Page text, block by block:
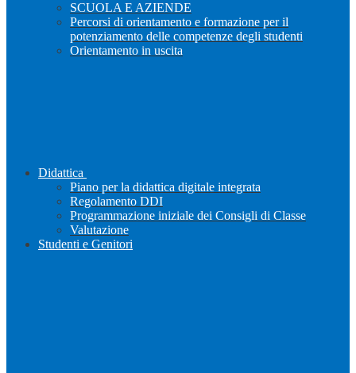
SCUOLA E AZIENDE
Percorsi di orientamento e formazione per il
potenziamento delle competenze degli studenti
Orientamento in uscita
Didattica
Piano per la didattica digitale integrata
Regolamento DDI
Programmazione iniziale dei Consigli di Classe
Valutazione
Studenti e Genitori